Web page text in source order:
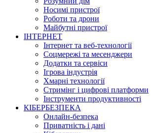
Носимі пристрої
Роботи та дрони
Майбутні пристрої
ІНТЕРНЕТ
Інтернет та веб-технології
Соцмережі та месенджери
Додатки та сервіси
Ігрова індустрія
Хмарні технології
Стримінг і цифрові платформи
Інструменти продуктивності
КІБЕРБЕЗПЕКА
Онлайн-безпека
Приватність і дані